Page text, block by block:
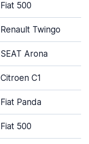
Fiat 500
Renault Twingo
SEAT Arona
Citroen C1
Fiat Panda
Fiat 500